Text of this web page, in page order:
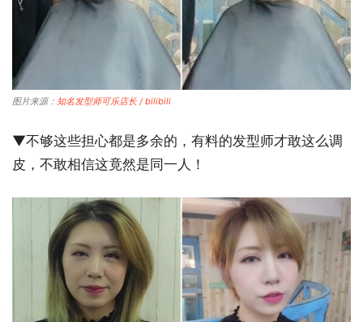
图片来源： 知名发型师可乐店长 / bilibili
▼不够这些担心都是多余的，有料的发型师才敢这么调
皮，不敢相信这竟然是同一人！